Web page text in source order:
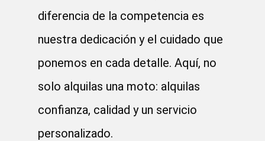
diferencia de la competencia es
nuestra dedicación y el cuidado que
ponemos en cada detalle. Aquí, no
solo alquilas una moto: alquilas
confianza, calidad y un servicio
personalizado.